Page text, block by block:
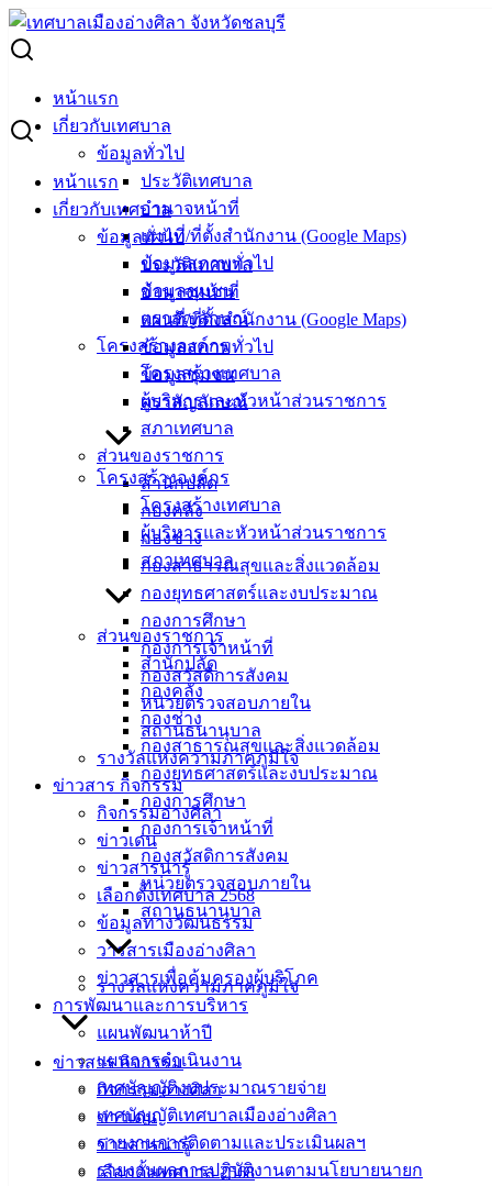
Skip
to
content
หน้าแรก
เกี่ยวกับเทศบาล
ข้อมูลทั่วไป
ประวัติเทศบาล
อำนาจหน้าที่
แผนที่/ที่ตั้งสำนักงาน (Google Maps)
ข้อมูลสภาพทั่วไป
ข้อมูลชุมชน
ตราสัญลักษณ์
โครงสร้างองค์กร
โครงสร้างเทศบาล
ผู้บริหารและหัวหน้าส่วนราชการ
สภาเทศบาล
ส่วนของราชการ
สำนักปลัด
กองคลัง
กองช่าง
กองสาธารณสุขและสิ่งแวดล้อม
กองยุทธศาสตร์และงบประมาณ
กองการศึกษา
กองการเจ้าหน้าที่
กองสวัสดิการสังคม
หน่วยตรวจสอบภายใน
สถานธนานุบาล
รางวัลแห่งความภาคภูมิใจ
ข่าวสาร กิจกรรม
กิจกรรมอ่างศิลา
ข่าวเด่น
ข่าวสารน่ารู้
เลือกตั้งเทศบาล 2568
ข้อมูลทางวัฒนธรรม
วารสารเมืองอ่างศิลา
ข่าวสารเพื่อคุ้มครองผู้บริโภค
การพัฒนาและการบริหาร
แผนพัฒนาห้าปี
แผนการดำเนินงาน
เทศบัญญัติงบประมาณรายจ่าย
เทศบัญญัติเทศบาลเมืองอ่างศิลา
รายงานการติดตามและประเมินผลฯ
รายงานผลการปฏิบัติงานตามนโยบายนายก
หน้าแรก
เกี่ยวกับเทศบาล
ข้อมูลทั่วไป
ประวัติเทศบาล
อำนาจหน้าที่
แผนที่/ที่ตั้งสำนักงาน (Google Maps)
ข้อมูลสภาพทั่วไป
ข้อมูลชุมชน
ตราสัญลักษณ์
โครงสร้างองค์กร
โครงสร้างเทศบาล
ผู้บริหารและหัวหน้าส่วนราชการ
สภาเทศบาล
ส่วนของราชการ
สำนักปลัด
กองคลัง
กองช่าง
กองสาธารณสุขและสิ่งแวดล้อม
กองยุทธศาสตร์และงบประมาณ
กองการศึกษา
กองการเจ้าหน้าที่
กองสวัสดิการสังคม
หน่วยตรวจสอบภายใน
สถานธนานุบาล
รางวัลแห่งความภาคภูมิใจ
ข่าวสาร กิจกรรม
กิจกรรมอ่างศิลา
ข่าวเด่น
ข่าวสารน่ารู้
เลือกตั้งเทศบาล 2568
Search
ผู้ชนะการเสนอราคา วัสดุงานบ้านงานครัว
ผู้ชนะการเสนอราคา วัสดุงานบ้านงานครัว
กันยายน 10, 2024กันยายน 10, 2024
ประกาศผู้ชนะ
วัสดุงานบ้านงานครัว ดาวน์โหลด
เมืองอ่าง
สำนักงาน
อ.เมือง จ.ชลบุรี
ประชาชน
ดาวน์โหลด
แบบ
ฟอร์ม,
เอกสาร
คู่มือ
สำหรับ
ประชาชน/
คู่มือการ
ปฏิบัติ
งาน
ข่าวสาร
น่ารู้
ศุนย์